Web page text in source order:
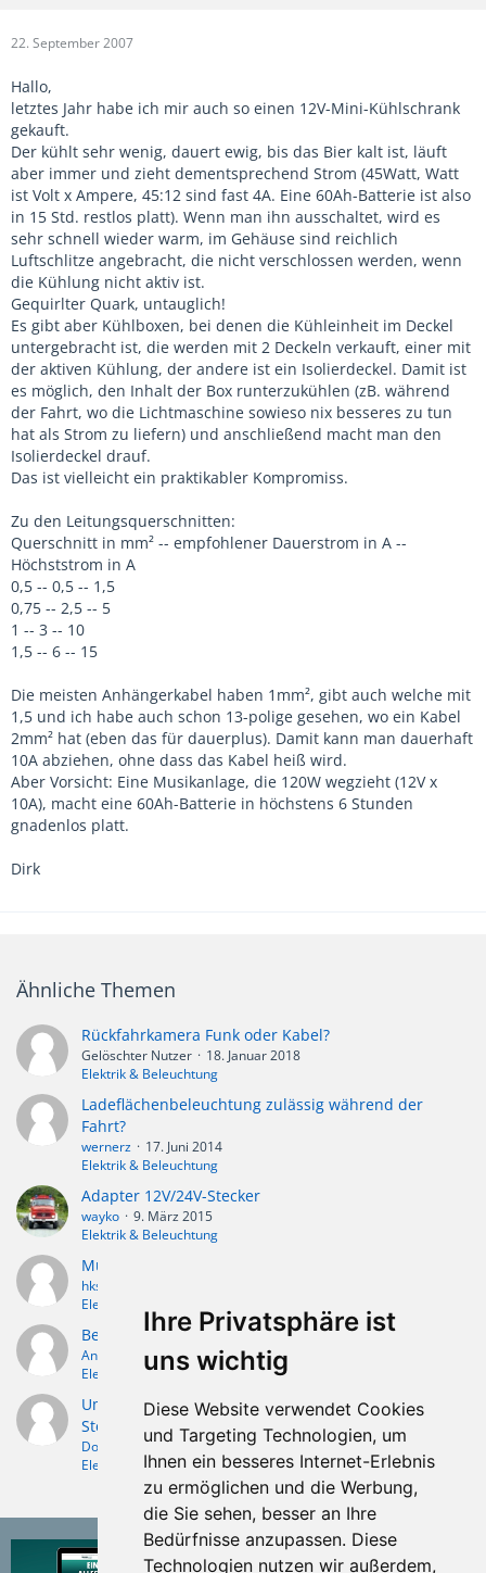
Ihre Privatsphäre ist
uns wichtig
Diese Website verwendet Cookies
und Targeting Technologien, um
Ihnen ein besseres Internet-Erlebnis
zu ermöglichen und die Werbung,
die Sie sehen, besser an Ihre
Bedürfnisse anzupassen. Diese
Technologien nutzen wir außerdem,
22. September 2007
Hallo,
letztes Jahr habe ich mir auch so einen 12V-Mini-Kühlschrank
gekauft.
Der kühlt sehr wenig, dauert ewig, bis das Bier kalt ist, läuft
aber immer und zieht dementsprechend Strom (45Watt, Watt
ist Volt x Ampere, 45:12 sind fast 4A. Eine 60Ah-Batterie ist also
in 15 Std. restlos platt). Wenn man ihn ausschaltet, wird es
sehr schnell wieder warm, im Gehäuse sind reichlich
Luftschlitze angebracht, die nicht verschlossen werden, wenn
die Kühlung nicht aktiv ist.
Gequirlter Quark, untauglich!
Es gibt aber Kühlboxen, bei denen die Kühleinheit im Deckel
untergebracht ist, die werden mit 2 Deckeln verkauft, einer mit
der aktiven Kühlung, der andere ist ein Isolierdeckel. Damit ist
es möglich, den Inhalt der Box runterzukühlen (zB. während
der Fahrt, wo die Lichtmaschine sowieso nix besseres zu tun
hat als Strom zu liefern) und anschließend macht man den
Isolierdeckel drauf.
Das ist vielleicht ein praktikabler Kompromiss.
Zu den Leitungsquerschnitten:
Querschnitt in mm² -- empfohlener Dauerstrom in A --
Höchststrom in A
0,5 -- 0,5 -- 1,5
0,75 -- 2,5 -- 5
1 -- 3 -- 10
1,5 -- 6 -- 15
Die meisten Anhängerkabel haben 1mm², gibt auch welche mit
1,5 und ich habe auch schon 13-polige gesehen, wo ein Kabel
2mm² hat (eben das für dauerplus). Damit kann man dauerhaft
10A abziehen, ohne dass das Kabel heiß wird.
Aber Vorsicht: Eine Musikanlage, die 120W wegzieht (12V x
10A), macht eine 60Ah-Batterie in höchstens 6 Stunden
gnadenlos platt.
Dirk
Ähnliche Themen
Rückfahrkamera Funk oder Kabel?
Gelöschter Nutzer
18. Januar 2018
Elektrik & Beleuchtung
Ladeflächenbeleuchtung zulässig während der
Fahrt?
wernerz
17. Juni 2014
Elektrik & Beleuchtung
Adapter 12V/24V-Stecker
wayko
9. März 2015
Elektrik & Beleuchtung
Muss ein Anhänger keine Rückfahrleuchten haben?
hkss
Elektrik & Beleuchtung
Bezugsquelle 13-pol. Spiralkabel
AndyT
25. Januar 2014
Elektrik & Beleuchtung
Umbau einer 7pol Pkw Steckdose zu einer 13pol
Steckdose
Dollyfreak
10. November 2013
Elektrik & Beleuchtung